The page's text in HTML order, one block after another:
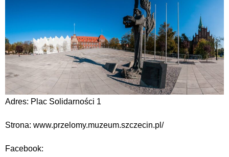
Adres: Plac Solidarności 1
Strona: www.przelomy.muzeum.szczecin.pl/
Facebook: